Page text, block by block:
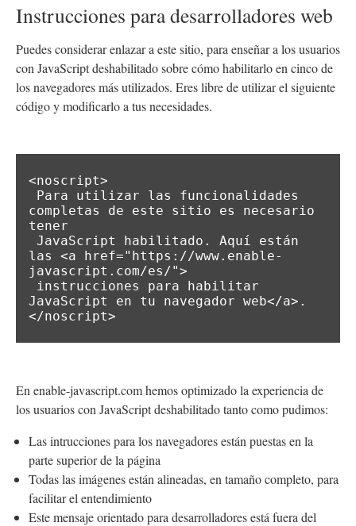
Instrucciones para desarrolladores web
Puedes considerar enlazar a este sitio, para enseñar a los usuarios
con JavaScript deshabilitado sobre cómo habilitarlo en cinco de
los navegadores más utilizados. Eres libre de utilizar el siguiente
código y modificarlo a tus necesidades.
<noscript>
completas de este sitio es necesario
tener
las <a href="https://www.enable-
javascript.com/es/">
JavaScript en tu navegador web</a>.
</noscript>
En enable-javascript.com hemos optimizado la experiencia de
los usuarios con JavaScript deshabilitado tanto como pudimos:
Las intrucciones para los navegadores están puestas en la
parte superior de la página
Todas las imágenes están alineadas, en tamaño completo, para
facilitar el entendimiento
Este mensaje orientado para desarrolladores está fuera del